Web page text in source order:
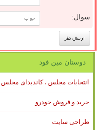
سوال:
دوستان مین فود
انتخابات مجلس ، کاندیدای مجلس
خرید و فروش خودرو
طراحی سایت